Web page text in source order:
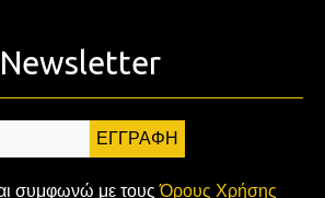
Newsletter
συμφωνώ με τουςΌρους Χρήσης